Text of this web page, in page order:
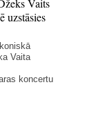
Vaits
uzstāsies
Vaita
koncertu